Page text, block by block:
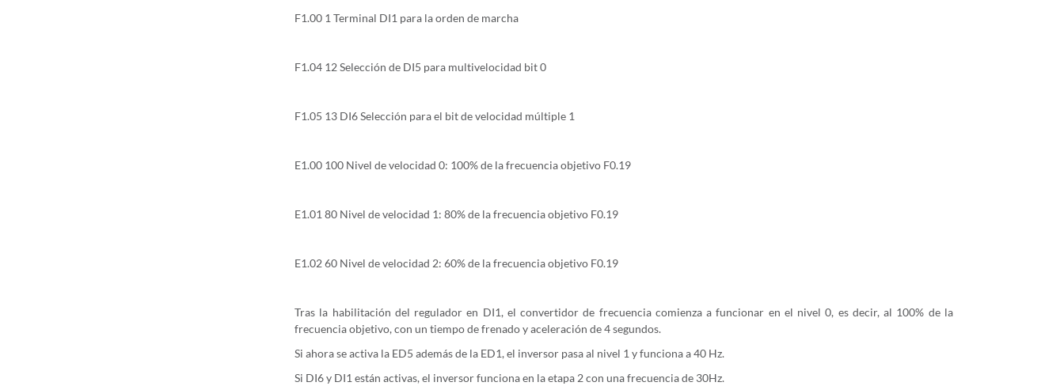
F1.00 1 Terminal DI1 para la orden de marcha
F1.04 12 Selección de DI5 para multivelocidad bit 0
F1.05 13 DI6 Selección para el bit de velocidad múltiple 1
E1.00 100 Nivel de velocidad 0: 100% de la frecuencia objetivo F0.19
E1.01 80 Nivel de velocidad 1: 80% de la frecuencia objetivo F0.19
E1.02 60 Nivel de velocidad 2: 60% de la frecuencia objetivo F0.19
Tras la habilitación del regulador en DI1, el convertidor de frecuencia comienza a funcionar en el nivel 0, es decir, al 100% de la
frecuencia objetivo, con un tiempo de frenado y aceleración de 4 segundos.
Si ahora se activa la ED5 además de la ED1, el inversor pasa al nivel 1 y funciona a 40 Hz.
Si DI6 y DI1 están activas, el inversor funciona en la etapa 2 con una frecuencia de 30Hz.